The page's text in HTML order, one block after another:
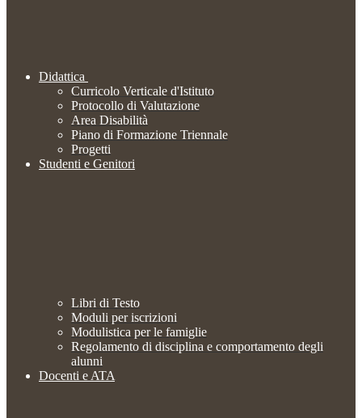
Didattica
Curricolo Verticale d'Istituto
Protocollo di Valutazione
Area Disabilità
Piano di Formazione Triennale
Progetti
Studenti e Genitori
Libri di Testo
Moduli per iscrizioni
Modulistica per le famiglie
Regolamento di disciplina e comportamento degli
alunni
Docenti e ATA